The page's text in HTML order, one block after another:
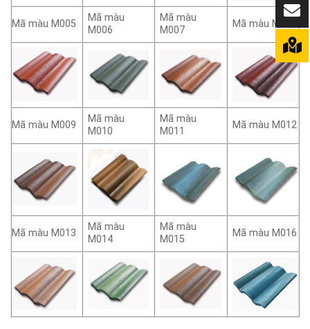
Mã màu M005
Mã màu
M006
Mã màu
M007
Mã màu M008
Mã màu M009
Mã màu
M010
Mã màu
M011
Mã màu M012
Mã màu M013
Mã màu
M014
Mã màu
M015
Mã màu M016